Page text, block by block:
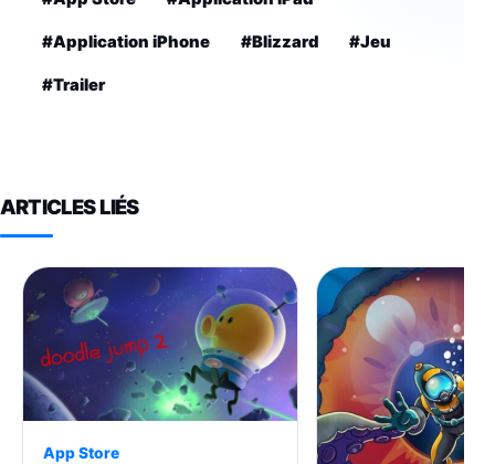
#Application iPhone #Blizzard #Jeu
#Trailer
ARTICLES LIÉS
App Store